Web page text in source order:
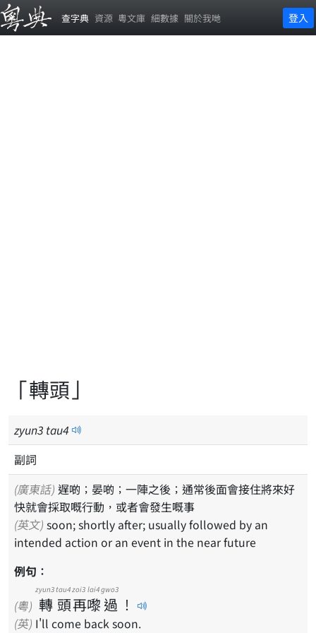
查字典 資源 粵文庫 細數據 關於我哋 登入
「轉頭」
zyun3 tau4
副詞
(廣東話)
快就會採取嘅行動，或者會發生嘅事
(英文)
intended action or an event in the near future
例句：
(粵) 轉
zyun3
頭
tau4
再
zoi3
嚟
lai4
過
gwo3
！
(英) I'll come back soon.